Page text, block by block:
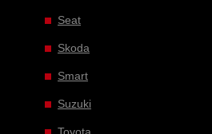
Seat
Skoda
Smart
Suzuki